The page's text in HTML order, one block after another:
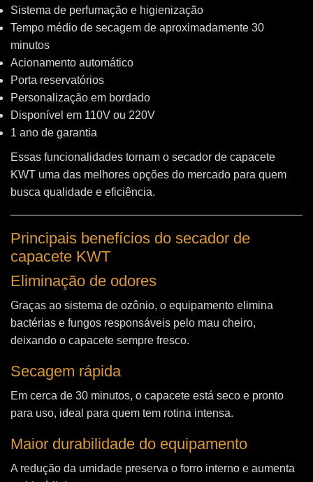
Sistema de perfumação e higienização
Tempo médio de secagem de aproximadamente 30
minutos
Acionamento automático
Porta reservatórios
Personalização em bordado
Disponível em 110V ou 220V
1 ano de garantia
Essas funcionalidades tornam o secador de capacete
KWT uma das melhores opções do mercado para quem
busca qualidade e eficiência.
Principais benefícios do secador de
capacete KWT
Eliminação de odores
Graças ao sistema de ozônio, o equipamento elimina
bactérias e fungos responsáveis pelo mau cheiro,
deixando o capacete sempre fresco.
Secagem rápida
Em cerca de 30 minutos, o capacete está seco e pronto
para uso, ideal para quem tem rotina intensa.
Maior durabilidade do equipamento
A redução da umidade preserva o forro interno e aumenta